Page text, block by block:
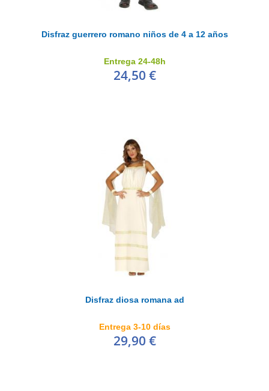
Disfraz guerrero romano niños de 4 a 12 años
Entrega 24-48h
24,50 €
Disfraz diosa romana ad
Entrega 3-10 días
29,90 €